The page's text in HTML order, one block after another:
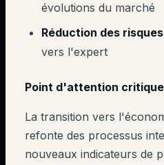
évolutions du marché
Réduction des risques
vers l'expert
Point d'attention critique
La transition vers
refonte des processus
nouveaux indicateurs de